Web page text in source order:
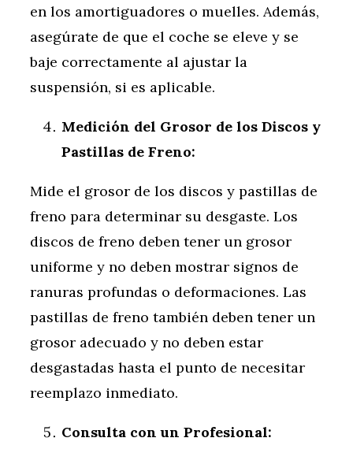
en los amortiguadores o muelles. Además,
asegúrate de que el coche se eleve y se
baje correctamente al ajustar la
suspensión, si es aplicable.
Medición del Grosor de los Discos y
Pastillas de Freno:
Mide el grosor de los discos y pastillas de
freno para determinar su desgaste. Los
discos de freno deben tener un grosor
uniforme y no deben mostrar signos de
ranuras profundas o deformaciones. Las
pastillas de freno también deben tener un
grosor adecuado y no deben estar
desgastadas hasta el punto de necesitar
reemplazo inmediato.
Consulta con un Profesional: